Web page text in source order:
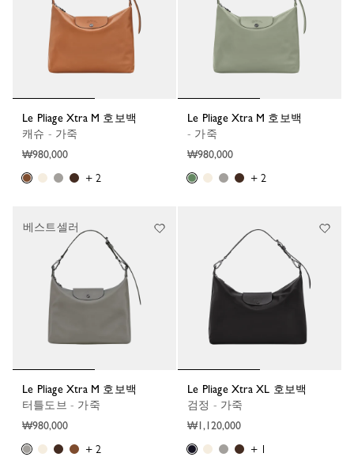
Le Pliage Xtra M 호보백
캐슈 - 가죽
₩980,000
+ 2
Le Pliage Xtra M 호보백
- 가죽
₩980,000
+ 2
Le Pliage Xtra M 호보백
터틀도브 - 가죽
₩980,000
+ 2
베스트셀러
Le Pliage Xtra XL 호보백
검정 - 가죽
₩1,120,000
+ 1